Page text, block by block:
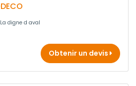
digne d aval
Obtenir un devis